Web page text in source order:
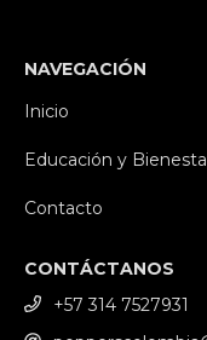
NAVEGACIÓN
Inicio
Educación y
Contacto
CONTÁCTANOS
+57 314 7527931